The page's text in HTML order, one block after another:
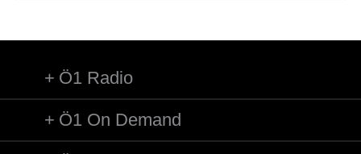
Ö1 Radio
Ö1 On Demand